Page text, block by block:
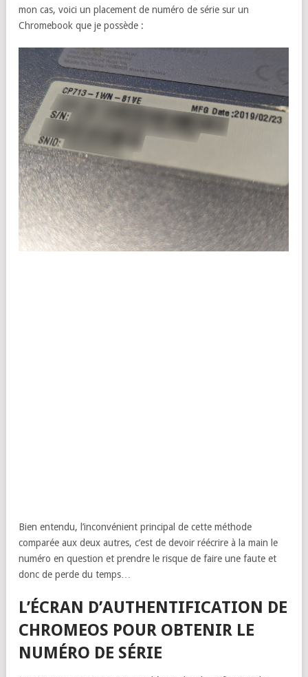
mon cas, voici un placement de numéro de série sur un
Chromebook que je possède :
Bien entendu, l’inconvénient principal de cette méthode
comparée aux deux autres, c’est de devoir réécrire à la main le
numéro en question et prendre le risque de faire une faute et
donc de perde du temps…
L’ÉCRAN D’AUTHENTIFICATION DE
CHROMEOS POUR OBTENIR LE
NUMÉRO DE SÉRIE